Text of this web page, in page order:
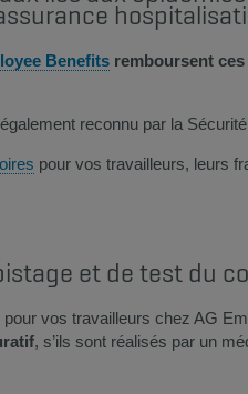
Benefits​​ remboursent
reconnu par la
pour vos travailleurs, leurs
et de test du
vos travailleurs chez AG
, s’ils sont réalisés par un